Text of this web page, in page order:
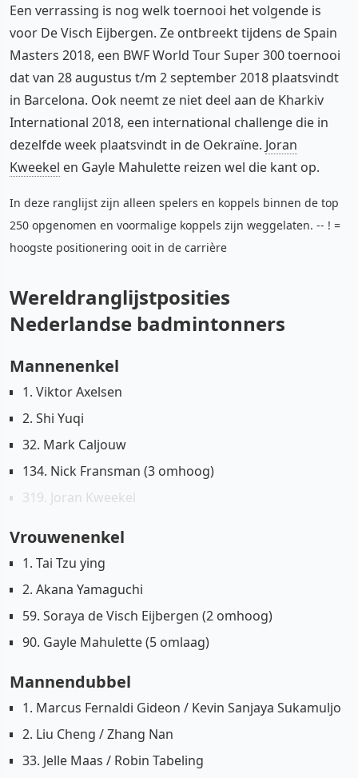
Een verrassing is nog welk toernooi het volgende is
voor De Visch Eijbergen. Ze ontbreekt tijdens de Spain
Masters 2018, een BWF World Tour Super 300 toernooi
dat van 28 augustus t/m 2 september 2018 plaatsvindt
in Barcelona. Ook neemt ze niet deel aan de Kharkiv
International 2018, een international challenge die in
dezelfde week plaatsvindt in de Oekraïne. Joran
Kweekel en Gayle Mahulette reizen wel die kant op.
In deze ranglijst zijn alleen spelers en koppels binnen de top
250 opgenomen en voormalige koppels zijn weggelaten. -- ! =
hoogste positionering ooit in de carrière
Wereldranglijstposities
Nederlandse badmintonners
Mannenenkel
1. Viktor Axelsen
2. Shi Yuqi
32. Mark Caljouw
134. Nick Fransman (3 omhoog)
319. Joran Kweekel
Vrouwenenkel
1. Tai Tzu ying
2. Akana Yamaguchi
59. Soraya de Visch Eijbergen (2 omhoog)
90. Gayle Mahulette (5 omlaag)
Mannendubbel
1. Marcus Fernaldi Gideon / Kevin Sanjaya Sukamuljo
2. Liu Cheng / Zhang Nan
33. Jelle Maas / Robin Tabeling